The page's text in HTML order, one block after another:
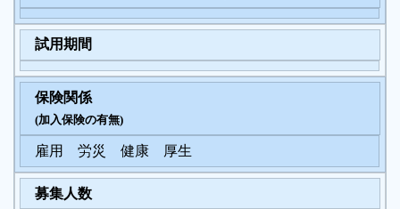
試用期間
保険関係
(加入保険の有無)
雇用 労災 健康 厚生
募集人数